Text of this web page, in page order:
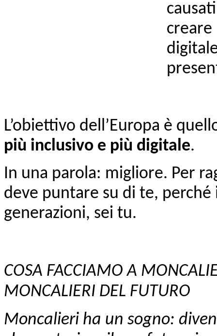
creare
L’obiettivo dell’Europa è
più inclusivo e più digitale.
In una parola: migliore. Per
deve puntare su di te,
generazioni, sei tu.
COSA FACCIAMO A
MONCALIERI DEL FUTURO
Moncalieri ha un sogno: